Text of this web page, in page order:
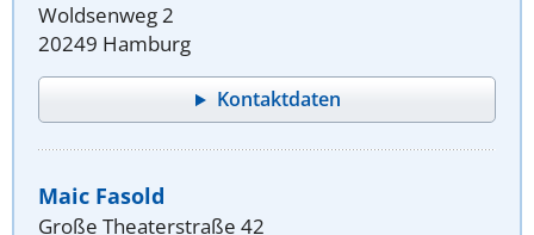
Woldsenweg 2
20249 Hamburg
Kontaktdaten
Maic Fasold
Große Theaterstraße 42